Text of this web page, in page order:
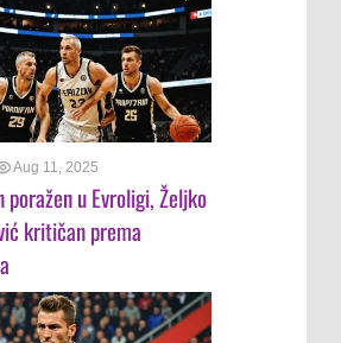
Aug 11, 2025
poražen u Evroligi, Željko
kritičan prema